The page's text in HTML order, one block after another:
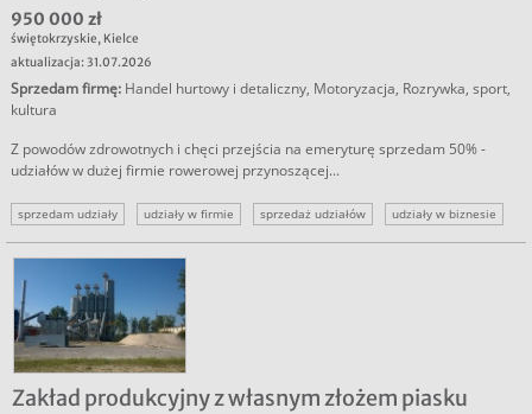
950 000 zł
świętokrzyskie, Kielce
aktualizacja: 31.07.2026
Sprzedam firmę: Handel hurtowy i detaliczny, Motoryzacja, Rozrywka, sport,
kultura
Z powodów zdrowotnych i chęci przejścia na emeryturę sprzedam 50% -
udziałów w dużej firmie rowerowej przynoszącej...
sprzedam udziały udziały w firmie sprzedaż udziałów
udziały w biznesie
sprzedam udziały biznes
sprzedam udziały firma
Zakład produkcyjny z własnym złożem piasku